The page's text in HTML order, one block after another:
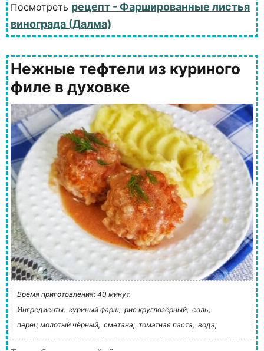
Посмотреть рецепт - Фаршированные листья
винограда (Далма)
Нежные тефтели из куриного
филе в духовке
Время приготовления: 40 минут.
Ингредиенты: куриный фарш; рис круглозёрный; соль;
перец молотый чёрный; сметана; томатная паста; вода;